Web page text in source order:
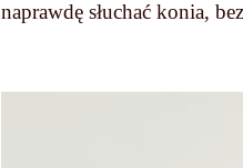
naprawdę słuchać konia,